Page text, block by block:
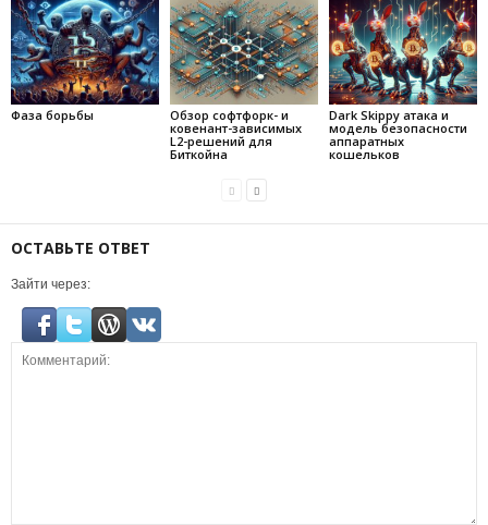
Фаза борьбы
Обзор софтфорк- и
ковенант-зависимых
L2-решений для
Биткойна
Dark Skippy атака и
модель безопасности
аппаратных
кошельков
ОСТАВЬТЕ ОТВЕТ
Зайти через: